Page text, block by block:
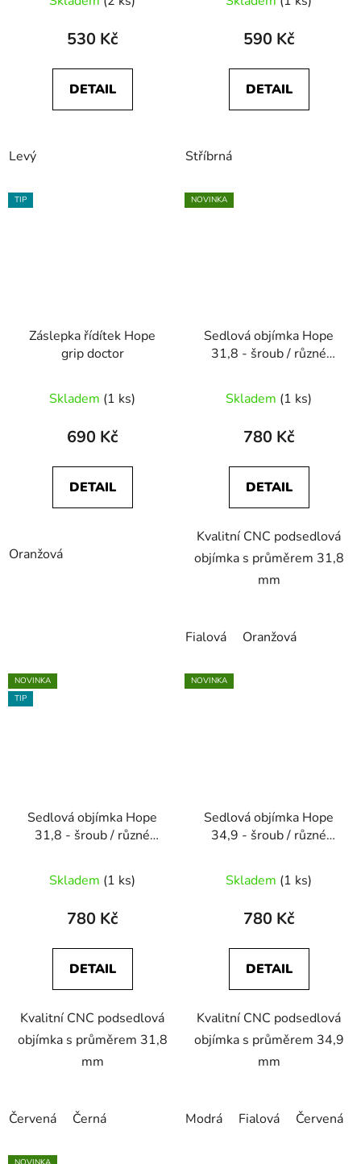
530 Kč
DETAIL
Levý
590 Kč
DETAIL
Stříbrná
TIP
Záslepka řídítek Hope
grip doctor
Skladem (1 ks)
690 Kč
DETAIL
Oranžová
NOVINKA
Sedlová objímka Hope
31,8 - šroub / různé
Skladem (1 ks)
780 Kč
DETAIL
Kvalitní CNC podsedlová
objímka s průměrem 31,8
mm
Fialová Oranžová
NOVINKA
TIP
Sedlová objímka Hope
31,8 - šroub / různé
Skladem (1 ks)
780 Kč
DETAIL
Kvalitní CNC podsedlová
objímka s průměrem 31,8
mm
Červená Černá
NOVINKA
Sedlová objímka Hope
34,9 - šroub / různé
Skladem (1 ks)
780 Kč
DETAIL
Kvalitní CNC podsedlová
objímka s průměrem 34,9
mm
Modrá Fialová Červená